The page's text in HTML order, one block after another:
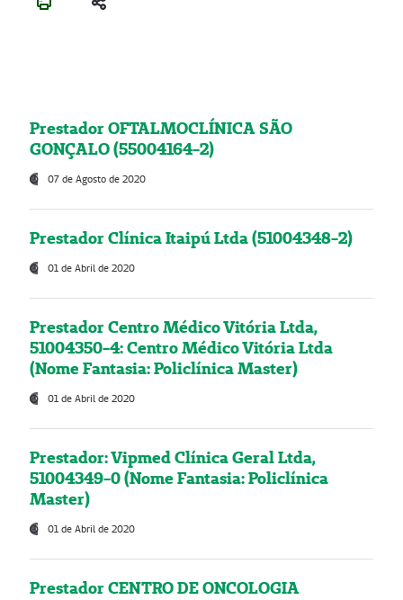
Prestador OFTALMOCLÍNICA SÃO
GONÇALO (55004164-2)
07 de Agosto de 2020
Prestador Clínica Itaipú Ltda (51004348-2)
01 de Abril de 2020
Prestador Centro Médico Vitória Ltda,
51004350-4: Centro Médico Vitória Ltda
(Nome Fantasia: Policlínica Master)
01 de Abril de 2020
Prestador: Vipmed Clínica Geral Ltda,
51004349-0 (Nome Fantasia: Policlínica
Master)
01 de Abril de 2020
Prestador CENTRO DE ONCOLOGIA